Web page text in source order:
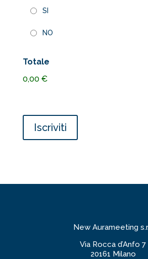
SI
NO
Totale
0,00 €
LIVE
Iscriviti
New Aurameeting
Via Rocca d’Anfo 7
20161 Milano